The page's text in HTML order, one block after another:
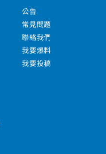
公告
常見問題
聯絡我們
我要爆料
我要投稿